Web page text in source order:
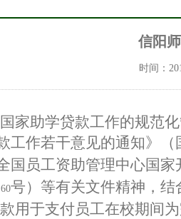
信阳
时间：
家助学贷款工作的规范
工作若干意见的通知》（
国员工资助管理中心国
60号）等有关文件精神，结
用于支付员工在校期间